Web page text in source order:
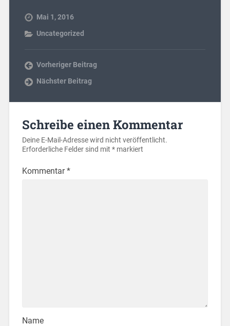
Mai 1, 2016
Uncategorized
Vorheriger Beitrag
Nächster Beitrag
Schreibe einen Kommentar
Deine E-Mail-Adresse wird nicht veröffentlicht.
Erforderliche Felder sind mit *markiert
Kommentar*
Name